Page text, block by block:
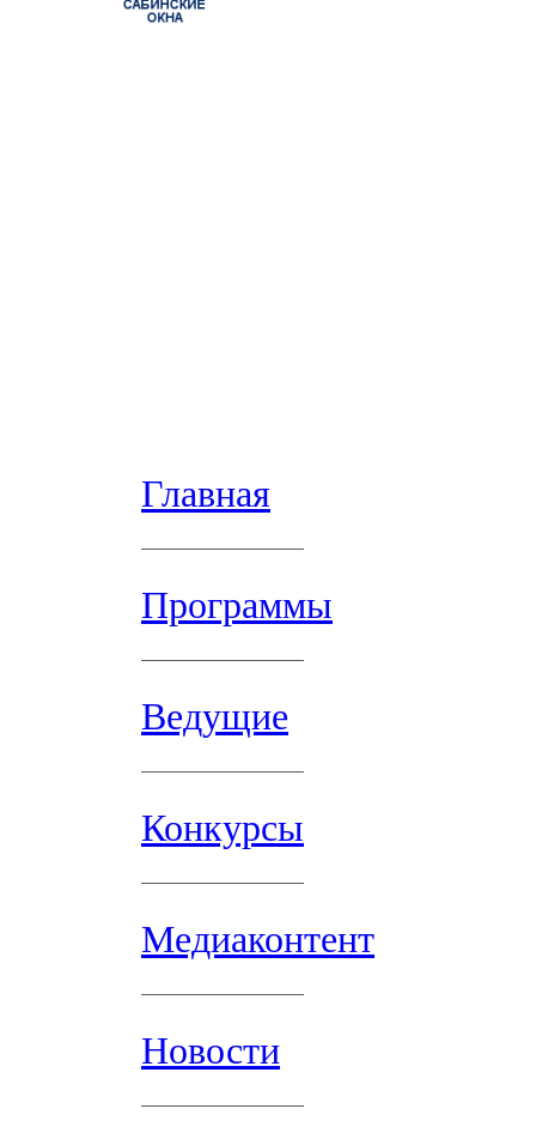
Главная
Программы
Ведущие
Конкурсы
Медиаконтент
Новости